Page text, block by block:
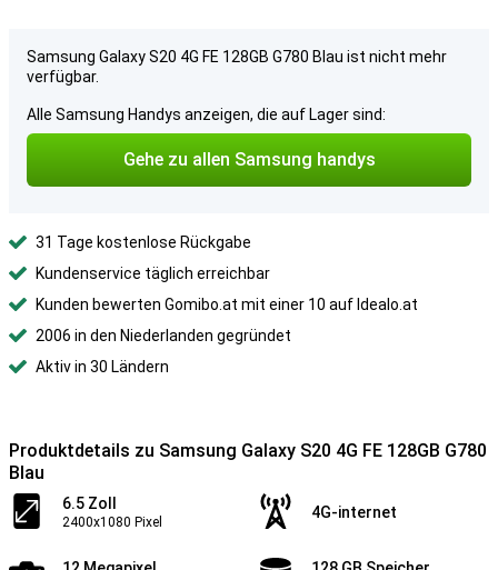
Samsung Galaxy S20 4G FE 128GB G780 Blau ist nicht mehr
verfügbar.
Alle Samsung Handys anzeigen, die auf Lager sind:
Gehe zu allen Samsung handys
31 Tage kostenlose Rückgabe
Kundenservice täglich erreichbar
Kunden bewerten Gomibo.at mit einer 10 auf Idealo.at
2006 in den Niederlanden gegründet
Aktiv in 30 Ländern
Produktdetails zu Samsung Galaxy S20 4G FE 128GB G780
Blau
6.5 Zoll
2400x1080 Pixel
4G-internet